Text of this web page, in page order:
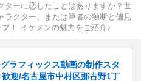
ターに恋したことはありますか？世
ラクター、または筆者の独断と偏見
プ！ イケメンの魅力をご紹介♪
ラフィックス動画の制作スタ
迎/名古屋市中村区那古野1丁